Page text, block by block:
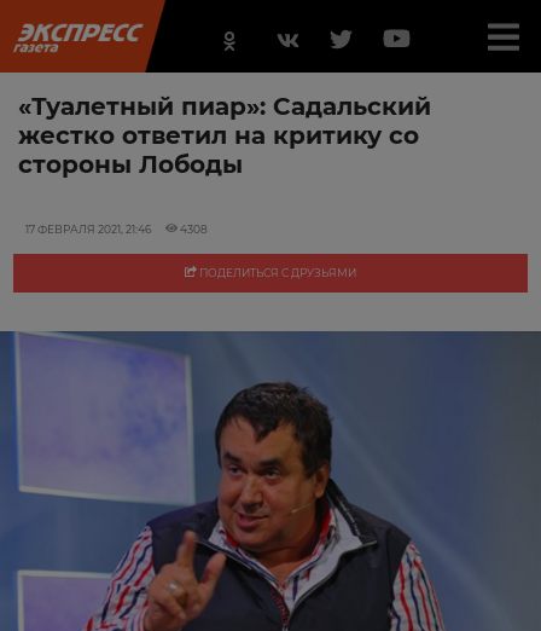
«Туалетный пиар»: Садальский
жестко ответил на критику со
стороны Лободы
17 ФЕВРАЛЯ 2021, 21:46 4308
ПОДЕЛИТЬСЯ С ДРУЗЬЯМИ